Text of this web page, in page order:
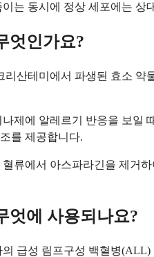
는 동시에 정상 세포에는 상
엇인가요?
산테미에서 파생된 효소
제에 알레르기 반응을 보
를 제공합니다.
류에서 아스파라긴을 제거
엇에 사용되나요?
급성 림프구성 백혈병